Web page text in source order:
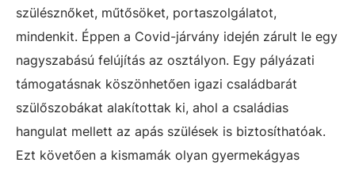
szülésznőket, műtősöket, portaszolgálatot,
mindenkit. Éppen a Covid-járvány idején zárult le egy
nagyszabású felújítás az osztályon. Egy pályázati
támogatásnak köszönhetően igazi családbarát
szülőszobákat alakítottak ki, ahol a családias
hangulat mellett az apás szülések is biztosíthatóak.
Ezt követően a kismamák olyan gyermekágyas